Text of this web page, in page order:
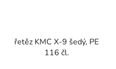
řetěz KMC X-9 šedý, PE
116 čl.